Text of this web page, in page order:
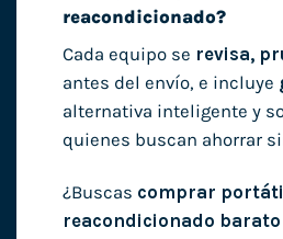
reacondicionado?
Cada equipo se revisa,
antes del envío, e incluye
alternativa inteligente y
quienes buscan ahorrar
¿Buscas comprar portátil
reacondicionado